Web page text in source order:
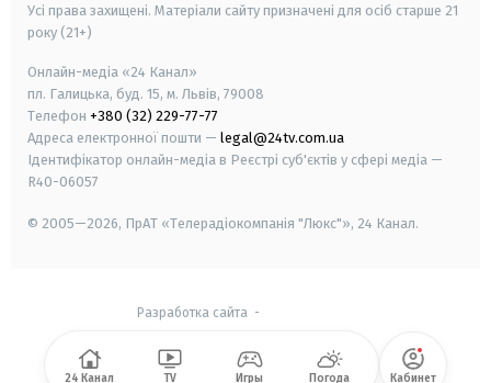
Усі права захищені. Матеріали сайту призначені для осіб старше 21
року (21+)
Онлайн-медіа «24 Канал»
пл. Галицька, буд. 15, м. Львів, 79008
Телефон +380 (32) 229-77-77
Адреса електронної пошти — legal@24tv.com.ua
Ідентифікатор онлайн-медіа в Реєстрі суб'єктів у сфері медіа —
R40-06057
© 2005—2026, ПрАТ «Телерадіокомпанія "Люкс"», 24 Канал.
Разработка сайта -
24 Канал TV Игры Погода Кабинет